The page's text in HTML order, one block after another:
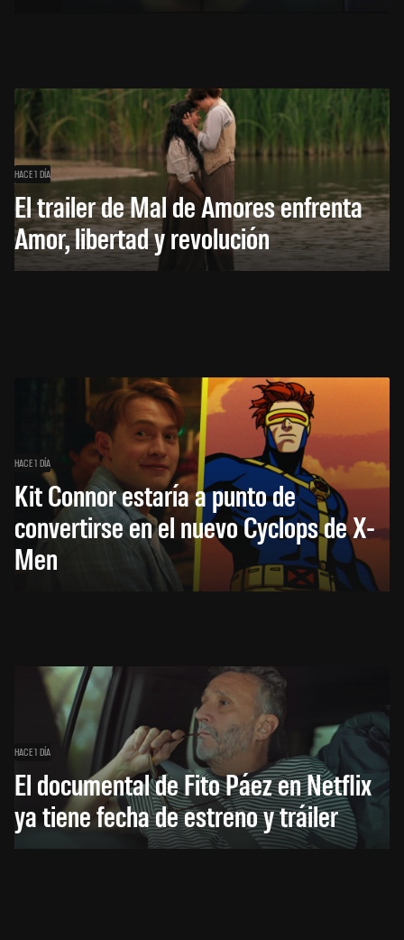
HACE 1 DÍA
El trailer de Mal de Amores enfrenta
Amor, libertad y revolución
HACE 1 DÍA
Kit Connor estaría a punto de
convertirse en el nuevo Cyclops de X-
Men
HACE 1 DÍA
El documental de Fito Páez en Netflix
ya tiene fecha de estreno y tráiler